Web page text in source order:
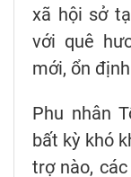
xã hội sở
với quê
mới, ổn
Phu nhân
bất kỳ khó
trợ nào,